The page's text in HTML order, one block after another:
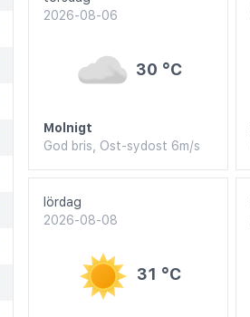
2026-08-06
30 °C
Molnigt
God bris, Ost-sydost 6m/s
lördag
2026-08-08
31 °C